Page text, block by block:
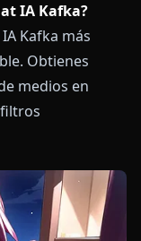
IA Kafka?
Kafka más
Obtienes
medios en